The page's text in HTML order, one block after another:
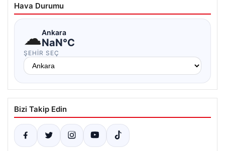
Hava Durumu
☁Ankara
NaN°C
ŞEHIR SEÇ
Bizi Takip Edin